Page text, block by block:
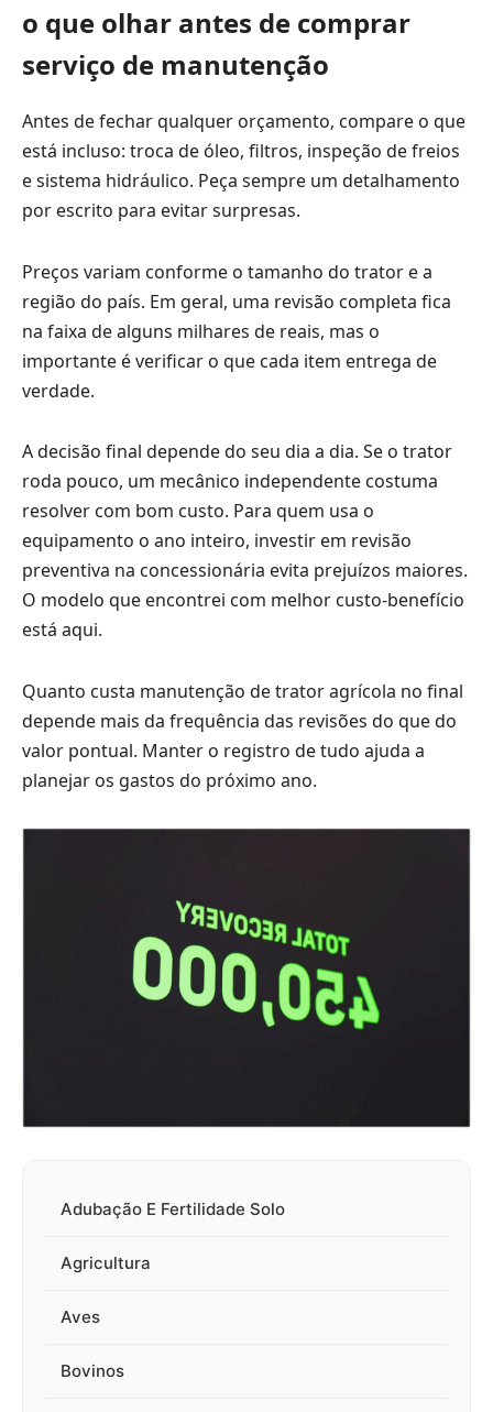
o que olhar antes de comprar
serviço de manutenção
Antes de fechar qualquer orçamento, compare o que
está incluso: troca de óleo, filtros, inspeção de freios
e sistema hidráulico. Peça sempre um detalhamento
por escrito para evitar surpresas.
Preços variam conforme o tamanho do trator e a
região do país. Em geral, uma revisão completa fica
na faixa de alguns milhares de reais, mas o
importante é verificar o que cada item entrega de
verdade.
A decisão final depende do seu dia a dia. Se o trator
roda pouco, um mecânico independente costuma
resolver com bom custo. Para quem usa o
equipamento o ano inteiro, investir em revisão
preventiva na concessionária evita prejuízos maiores.
O modelo que encontrei com melhor custo-benefício
está aqui.
Quanto custa manutenção de trator agrícola no final
depende mais da frequência das revisões do que do
valor pontual. Manter o registro de tudo ajuda a
planejar os gastos do próximo ano.
Adubação E Fertilidade Solo
Agricultura
Aves
Bovinos